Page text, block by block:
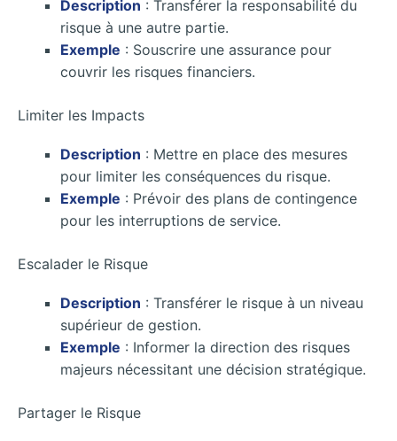
Description : Transférer la responsabilité du
risque à une autre partie.
Exemple : Souscrire une assurance pour
couvrir les risques financiers.
Limiter les Impacts
Description : Mettre en place des mesures
pour limiter les conséquences du risque.
Exemple : Prévoir des plans de contingence
pour les interruptions de service.
Escalader le Risque
Description : Transférer le risque à un niveau
supérieur de gestion.
Exemple : Informer la direction des risques
majeurs nécessitant une décision stratégique.
Partager le Risque